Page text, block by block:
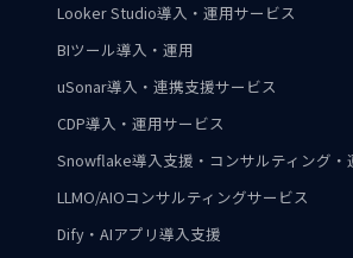
Looker Studio導入・運用サービス
BIツール導入・運用
uSonar導入・連携支援サービス
CDP導入・運用サービス
Snowflake導入支援・コンサルティング・
LLMO/AIOコンサルティングサービス
Dify・AIアプリ導入支援